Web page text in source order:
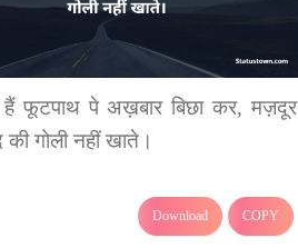
हैं फूटपाथ पे अख़बार बिछा कर, मज़दूर
की गोली नहीं खाते।
Download COPY